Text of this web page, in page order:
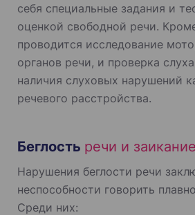
себя специальные задания и
оценкой свободной речи.
проводится исследование
органов речи, и проверка
наличия слуховых нарушений
речевого расстройства.
Беглость речи и заикание
Нарушения беглости речи
неспособности говорить
Среди них: